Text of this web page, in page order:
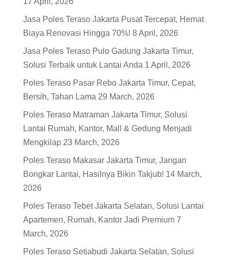
Jasa Poles Teraso Jakarta Pusat Tercepat, Hemat
Biaya Renovasi Hingga 70%! 8 April, 2026
Jasa Poles Teraso Pulo Gadung Jakarta Timur,
Solusi Terbaik untuk Lantai Anda 1 April, 2026
Poles Teraso Pasar Rebo Jakarta Timur, Cepat,
Bersih, Tahan Lama 29 March, 2026
Poles Teraso Matraman Jakarta Timur, Solusi
Lantai Rumah, Kantor, Mall & Gedung Menjadi
Mengkilap 23 March, 2026
Poles Teraso Makasar Jakarta Timur, Jangan
Bongkar Lantai, Hasilnya Bikin Takjub! 14 March,
2026
Poles Teraso Tebet Jakarta Selatan, Solusi Lantai
Apartemen, Rumah, Kantor Jadi Premium 7
March, 2026
Poles Teraso Setiabudi Jakarta Selatan, Solusi